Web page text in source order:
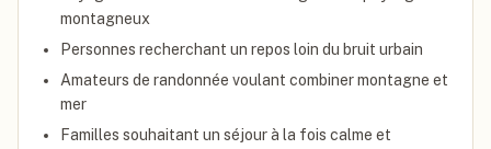
montagneux
Personnes recherchant un repos loin du bruit urbain
Amateurs de randonnée voulant combiner montagne et
mer
Familles souhaitant un séjour à la fois calme et